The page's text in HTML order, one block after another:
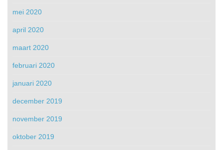
mei 2020
april 2020
maart 2020
februari 2020
januari 2020
december 2019
november 2019
oktober 2019